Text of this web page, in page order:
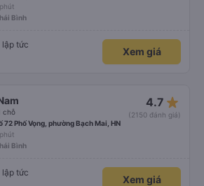
Bình
lập tức
Xem giá
chỗ
4.7 star_rate
(2150 đánh giá)
72 Phố Vọng, phường Bạch Mai, HN
Bình
lập tức
Xem giá